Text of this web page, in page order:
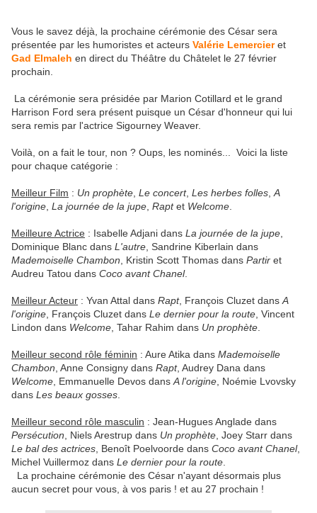
Vous le savez déjà, la prochaine cérémonie des César sera
présentée par les humoristes et acteurs Valérie Lemercieret
Gad Elmaleh en direct du Théâtre du Châtelet le 27 février
prochain.
La cérémonie sera présidée par Marion Cotillard et le grand
Harrison Ford sera présent puisque un César d'honneur qui lui
sera remis par l'actrice Sigourney Weaver.
Voilà, on a fait le tour, non ? Oups, les nominés... Voici la liste
pour chaque catégorie :
Meilleur Film : Un prophète Le concert, Les herbes folles A
l'origine La journée de la jupe Raptet Welcome
Meilleure Actrice : Isabelle Adjani dans La journée de la jupe
Dominique Blanc dans L'autre , Sandrine Kiberlain dans
Mademoiselle Chambon , Kristin Scott Thomas dans Partir et
Audreu Tatou dans Coco avant Chanel.
Meilleur Acteur : Yvan Attal dans Rapt, François Cluzet dans A
l'origine , François Cluzet dans Le dernier pour la route , Vincent
Lindon dans Welcome , Tahar Rahim dans Un prophète
Meilleur second rôle féminin : Aure Atika dans Mademoiselle
Chambon , Anne Consigny dans Rapt, Audrey Dana dans
Welcome , Emmanuelle Devos dans A l'origine , Noémie Lvovsky
dans Les beaux gosses
Meilleur second rôle masculin : Jean-Hugues Anglade dans
Persécution , Niels Arestrup dans Un prophète , Joey Starr dans
Le bal des actrices , Benoît Poelvoorde dans Coco avant Chanel,
Michel Vuillermoz dans Le dernier pour la route
La prochaine cérémonie des César n'ayant désormais plus
aucun secret pour vous, à vos paris ! et au 27 prochain !